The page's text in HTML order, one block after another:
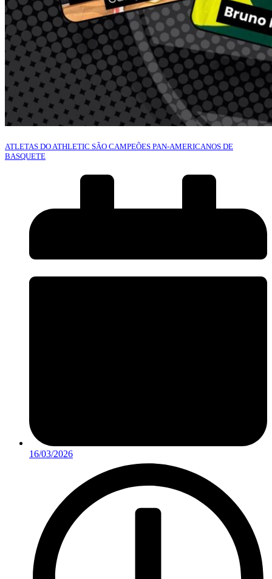
ATLETAS DO ATHLETIC SÃO CAMPEÕES PAN-AMERICANOS DE
BASQUETE
16/03/2026